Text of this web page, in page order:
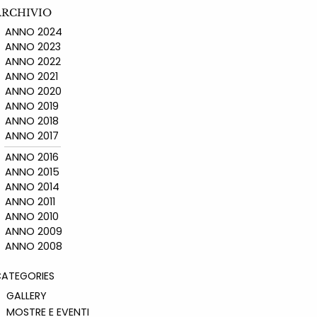
2024
2023
2022
2021
2020
2019
2018
2017
2016
2015
2014
2011
2010
2009
2008
GALLERY
MOSTRE E EVENTI